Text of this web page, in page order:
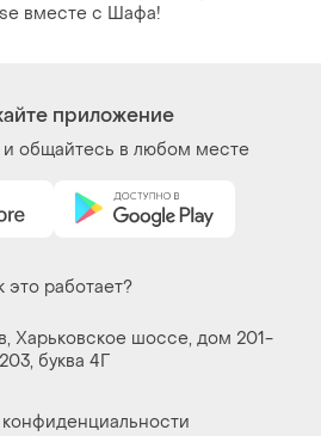
вместе с Шафа!
приложение
и общайтесь в любом месте
это работает?
Харьковское шоссе, дом 201-
203, буква 4Г